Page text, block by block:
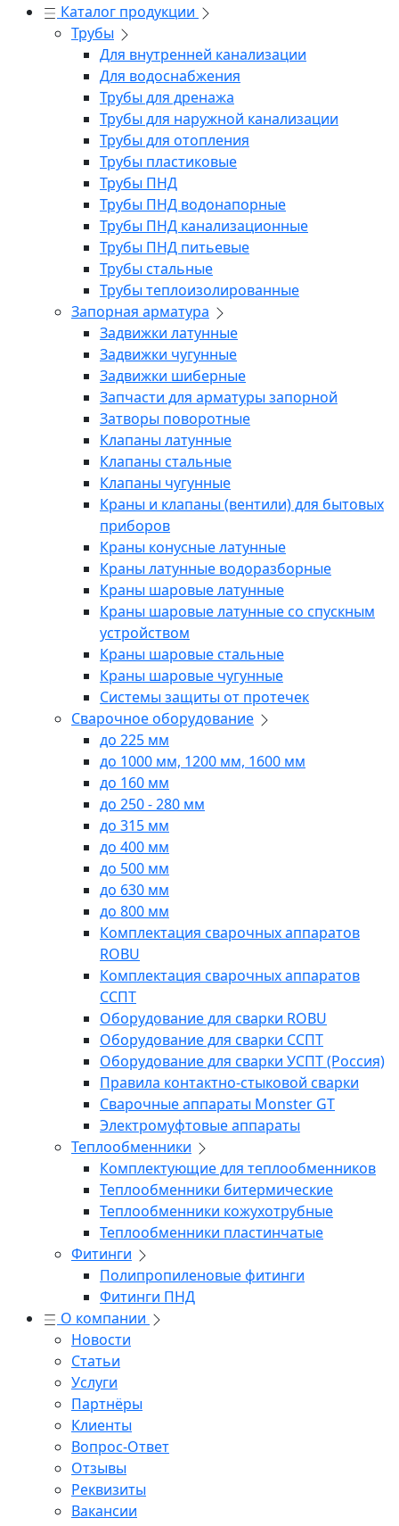
Каталог продукции
Трубы
Для внутренней канализации
Для водоснабжения
Трубы для дренажа
Трубы для наружной канализации
Трубы для отопления
Трубы пластиковые
Трубы ПНД
Трубы ПНД водонапорные
Трубы ПНД канализационные
Трубы ПНД питьевые
Трубы стальные
Трубы теплоизолированные
Запорная арматура
Задвижки латунные
Задвижки чугунные
Задвижки шиберные
Запчасти для арматуры запорной
Затворы поворотные
Клапаны латунные
Клапаны стальные
Клапаны чугунные
Краны и клапаны (вентили) для бытовых
приборов
Краны конусные латунные
Краны латунные водоразборные
Краны шаровые латунные
Краны шаровые латунные со спускным
устройством
Краны шаровые стальные
Краны шаровые чугунные
Системы защиты от протечек
Сварочное оборудование
до 225 мм
до 1000 мм, 1200 мм, 1600 мм
до 160 мм
до 250 - 280 мм
до 315 мм
до 400 мм
до 500 мм
до 630 мм
до 800 мм
Комплектация сварочных аппаратов
ROBU
Комплектация сварочных аппаратов
ССПТ
Оборудование для сварки ROBU
Оборудование для сварки ССПТ
Оборудование для сварки УСПТ (Россия)
Правила контактно-стыковой сварки
Сварочные аппараты Monster GT
Электромуфтовые аппараты
Теплообменники
Комплектующие для теплообменников
Теплообменники битермические
Теплообменники кожухотрубные
Теплообменники пластинчатые
Фитинги
Полипропиленовые фитинги
Фитинги ПНД
О компании
Новости
Статьи
Услуги
Партнёры
Клиенты
Вопрос-Ответ
Отзывы
Реквизиты
Вакансии